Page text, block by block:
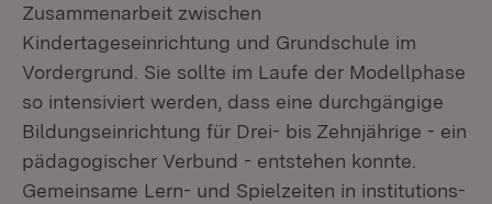
Zusammenarbeit zwischen
Kindertageseinrichtung und Grundschule im
Vordergrund. Sie sollte im Laufe der Modellphase
so intensiviert werden, dass eine durchgängige
Bildungseinrichtung für Drei- bis Zehnjährige - ein
pädagogischer Verbund - entstehen konnte.
Gemeinsame Lern- und Spielzeiten in institutions-